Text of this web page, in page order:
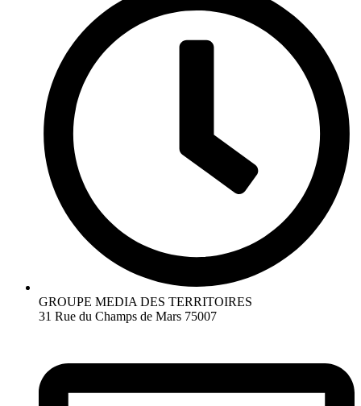
GROUPE MEDIA DES TERRITOIRES
31 Rue du Champs de Mars 75007